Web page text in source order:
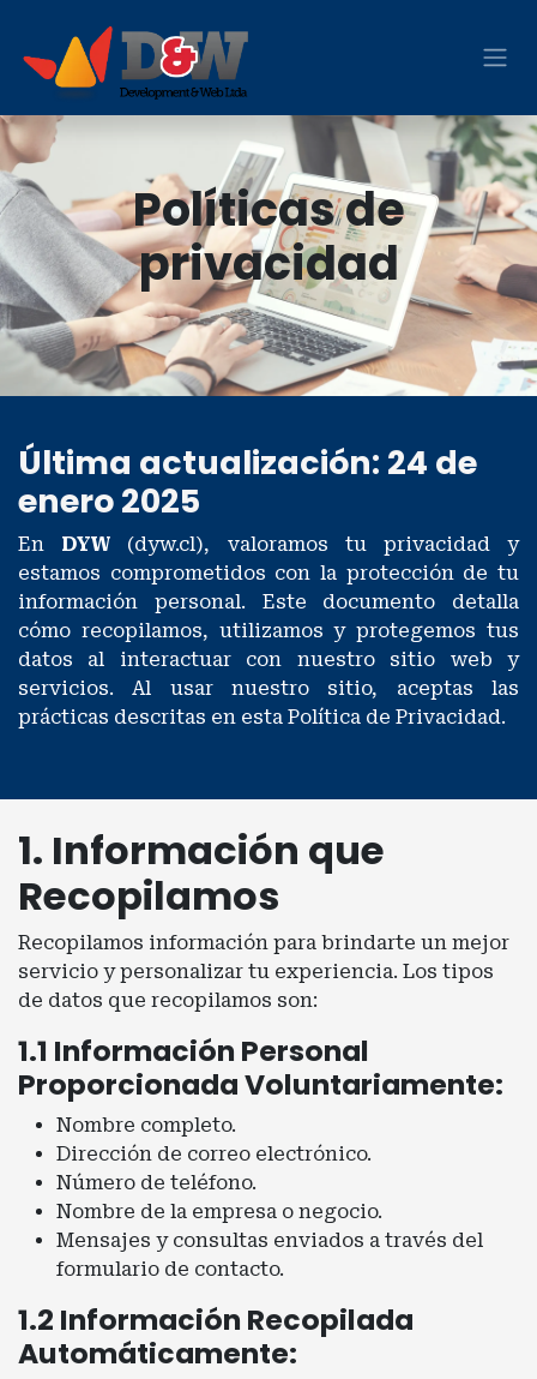
Políticas de
privacidad
Última actualización: 24 de
enero 2025
En DYW (dyw.cl), valoramos tu privacidad y
estamos comprometidos con la protección de tu
información personal. Este documento detalla
cómo recopilamos, utilizamos y protegemos tus
datos al interactuar con nuestro sitio web y
servicios. Al usar nuestro sitio, aceptas las
prácticas descritas en esta Política de Privacidad.
1. Información que
Recopilamos
Recopilamos información para brindarte un mejor
servicio y personalizar tu experiencia. Los tipos
de datos que recopilamos son:
1.1 Información Personal
Proporcionada Voluntariamente:
Nombre completo.
Dirección de correo electrónico.
Número de teléfono.
Nombre de la empresa o negocio.
Mensajes y consultas enviados a través del
formulario de contacto.
1.2 Información Recopilada
Automáticamente: